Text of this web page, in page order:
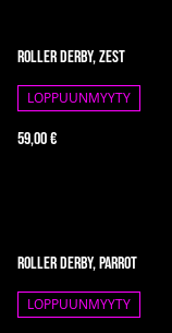
Roller Derby, ZEST
LOPPUUNMYYTY
59,00 €
Roller Derby, Parrot
LOPPUUNMYYTY